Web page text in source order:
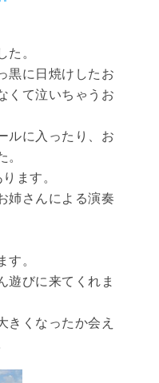
。
黒に日焼けしたお
くて泣いちゃうお
ルに入ったり、お
ます。
姉さんによる演奏
。
遊びに来てくれま
きくなったか会え